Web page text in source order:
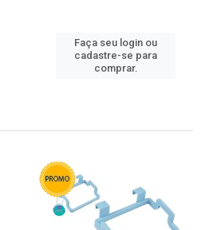
Faça seu login ou
cadastre-se para
comprar.